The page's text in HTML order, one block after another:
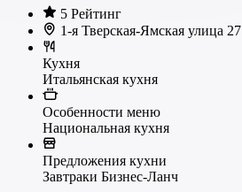
5 Рейтинг
1-я Тверская-Ямская улица 27
Кухня
Итальянская кухня
Особенности меню
Национальная кухня
Предложения кухни
Завтраки Бизнес-Ланч